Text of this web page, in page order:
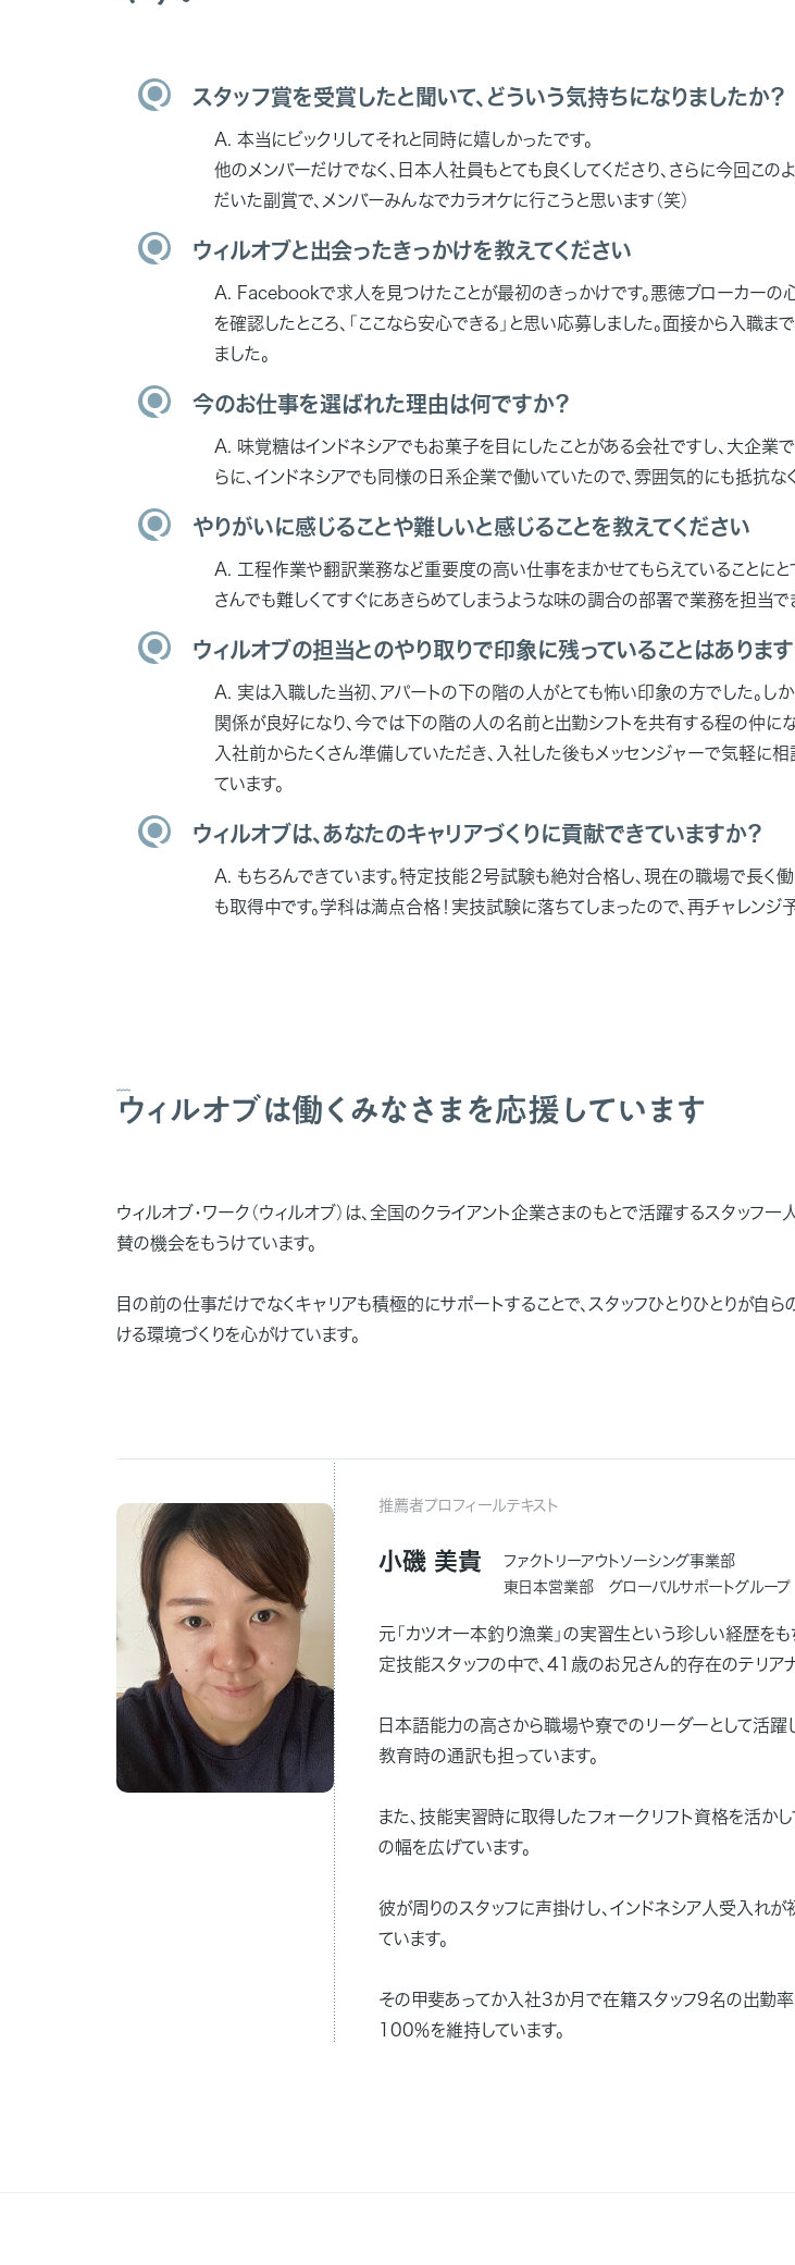
スタッフ賞を受賞したと聞いて、どういう気持ちになりましたか？
本当にビックリしてそれと同時に嬉しかったです。
他のメンバーだけでなく、日本人社員もとても良くしてくださり、さらに今回この
だいた副賞で、メンバーみんなでカラオケに行こうと思います（笑）
ウィルオブと出会ったきっかけを教えてください
Facebookで求人を見つけたことが最初のきっかけです。悪徳ブローカーの
を確認したところ、「ここなら安心できる」と思い応募しました。面接から入職ま
ました。
今のお仕事を選ばれた理由は何ですか？
味覚糖はインドネシアでもお菓子を目にしたことがある会社ですし、大企業で
らに、インドネシアでも同様の日系企業で働いていたので、雰囲気的にも抵抗な
やりがいに感じることや難しいと感じることを教えてください
工程作業や翻訳業務など重要度の高い仕事をまかせてもらえていることにと
さんでも難しくてすぐにあきらめてしまうような味の調合の部署で業務を担当で
ウィルオブの担当とのやり取りで印象に残っていることはあります
実は入職した当初、アパートの下の階の人がとても怖い印象の方でした。し
関係が良好になり、今では下の階の人の名前と出勤シフトを共有する程の仲にな
入社前からたくさん準備していただき、入社した後もメッセンジャーで気軽に相
ています。
ウィルオブは、あなたのキャリアづくりに貢献できていますか？
もちろんできています。特定技能２号試験も絶対合格し、現在の職場で長く
も取得中です。学科は満点合格！実技試験に落ちてしまったので、再チャレンジ
ウィルオブは働くみなさまを応援しています
ウィルオブ・ワーク（ウィルオブ）は、全国のクライアント企業さまのもとで活躍するスタッフ
賛の機会をもうけています。
目の前の仕事だけでなくキャリアも積極的にサポートすることで、スタッフひとりひとりが自
ける環境づくりを心がけています。
推薦者プロフィールテキスト
小磯 美貴
ファクトリーアウトソーシング事業部
東日本営業部 グローバルサポートグループ
元「カツオ一本釣り漁業」の実習生という珍しい経歴
定技能スタッフの中で、41歳のお兄さん的存在のテリアナ
日本語能力の高さから職場や寮でのリーダーとして活
教育時の通訳も担っています。
また、技能実習時に取得したフォークリフト資格を活か
の幅を広げています。
彼が周りのスタッフに声掛けし、インドネシア人受入れ
ています。
その甲斐あってか入社3か月で在籍スタッフ9名の出勤
100％を維持しています。